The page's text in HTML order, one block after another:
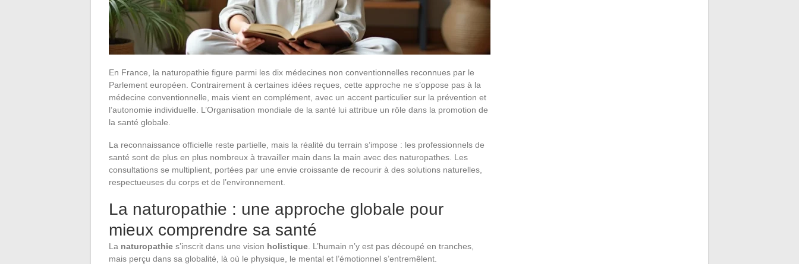
En France, la naturopathie figure parmi les dix médecines non conventionnelles reconnues par le
Parlement européen. Contrairement à certaines idées reçues, cette approche ne s’oppose pas à la
médecine conventionnelle, mais vient en complément, avec un accent particulier sur la prévention et
l’autonomie individuelle. L’Organisation mondiale de la santé lui attribue un rôle dans la promotion de
la santé globale.
La reconnaissance officielle reste partielle, mais la réalité du terrain s’impose : les professionnels de
santé sont de plus en plus nombreux à travailler main dans la main avec des naturopathes. Les
consultations se multiplient, portées par une envie croissante de recourir à des solutions naturelles,
respectueuses du corps et de l’environnement.
La naturopathie : une approche globale pour
mieux comprendre sa santé
La naturopathie s’inscrit dans une vision holistique . L’humain n’y est pas découpé en tranches,
mais perçu dans sa globalité, là où le physique, le mental et l’émotionnel s’entremêlent.